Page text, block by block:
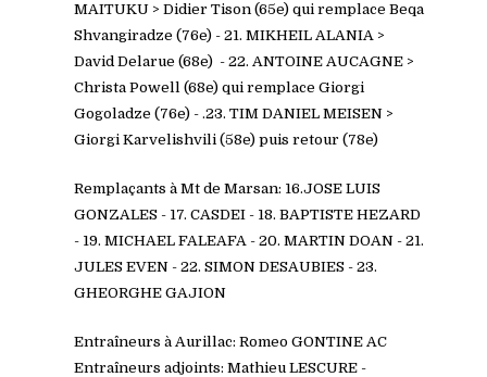
MAITUKU > Didier Tison (65e) qui remplace Beqa
Shvangiradze (76e) - 21. MIKHEIL ALANIA >
David Delarue (68e) - 22. ANTOINE AUCAGNE >
Christa Powell (68e) qui remplace Giorgi
Gogoladze (76e) - .23. TIM DANIEL MEISEN >
Giorgi Karvelishvili (58e) puis retour (78e)
Remplaçants à Mt de Marsan: 16.JOSE LUIS
GONZALES - 17. CASDEI - 18. BAPTISTE HEZARD
- 19. MICHAEL FALEAFA - 20. MARTIN DOAN - 21.
JULES EVEN - 22. SIMON DESAUBIES - 23.
GHEORGHE GAJION
Entraîneurs à Aurillac: Romeo GONTINE AC
Entraîneurs adjoints: Mathieu LESCURE -